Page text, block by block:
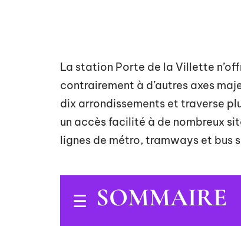
La station Porte de la Villette
contrairement à d’autres axes
dix arrondissements et traverse
un accès facilité à de nombreux
lignes de métro, tramways et bus
SOMMAIRE